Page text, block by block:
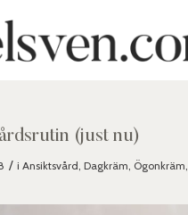
(just nu)
/ iAnsiktsvård,Dagkräm, Ögonkräm,